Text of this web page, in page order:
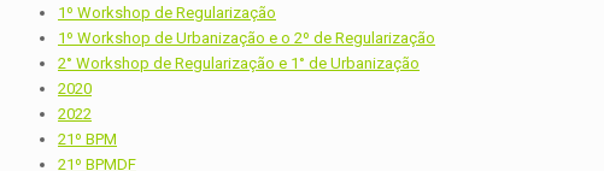
1º Workshop de Regularização
1º Workshop de Urbanização e o 2º de Regularização
2° Workshop de Regularização e 1° de Urbanização
2020
2022
21º BPM
21º BPMDF